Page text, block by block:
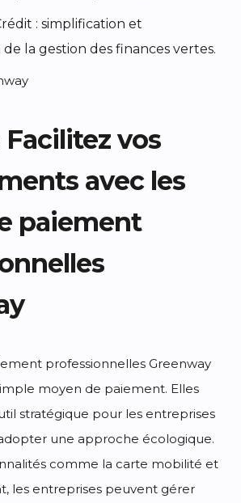
: simplification et
la gestion des finances vertes.
Facilitez vos
avec les
paiement
professionnelles Greenway
moyen de paiement. Elles
stratégique pour les entreprises
une approche écologique.
comme la carte mobilité et
les entreprises peuvent gérer